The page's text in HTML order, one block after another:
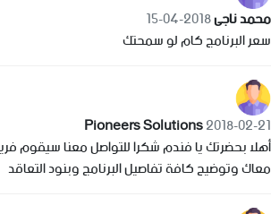
محمد ناجى2018-04-15
سعر البرنامج كام لو سمحتك
Pioneers Solutions2018-02-21
أهلا بحضرتك يا فندم شكرا للتواصل معنا سيقوم
معاك وتوضيح كافة تفاصيل البرنامج وبنود التعاقد